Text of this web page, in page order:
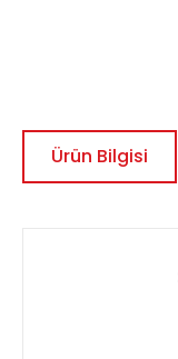
Ürün Bilgisi